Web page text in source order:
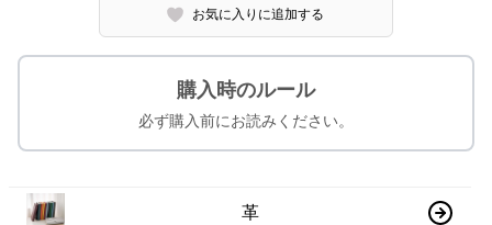
お気に入りに追加する
購入時のルール
必ず購入前にお読みください。
革